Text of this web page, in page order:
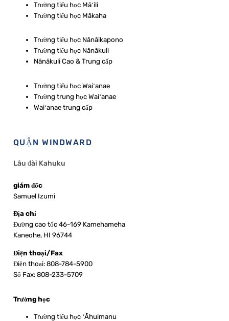
Trường tiểu học Māʻili
Trường tiểu học Mākaha
Trường tiểu học Nānāikapono
Trường tiểu học Nānākuli
Nānākuli Cao & Trung cấp
Trường tiểu học Waiʻanae
Trường trung học Waiʻanae
Waiʻanae trung cấp
QUẬN WINDWARD
Lâu đài Kahuku
giám đốc
Samuel Izumi
Địa chỉ
Đường cao tốc 46-169 Kamehameha
Kaneohe, HI 96744
Điện thoại/Fax
Điện thoại: 808-784-5900
Số Fax: 808-233-5709
Trường học
Trường tiểu học ʻĀhuimanu